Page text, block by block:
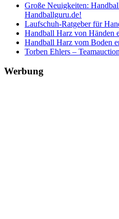
Große Neuigkeiten:
Handballguru.de!
Laufschuh-Ratgeber für
Handball Harz von Händen
Handball Harz vom Boden
Torben Ehlers –
Werbung